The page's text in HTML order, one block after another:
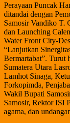
Perayaan Puncak
ditandai dengan
Samosir Vandiko T.
dan Launching
Water Front City-
“Lanjutkan
Bermartabat”. Turut
Sumatera Utara
Lamhot Sinaga,
Forkopimda,
Wakil Bupati
Samosir, Rektor ISI
agama, dan